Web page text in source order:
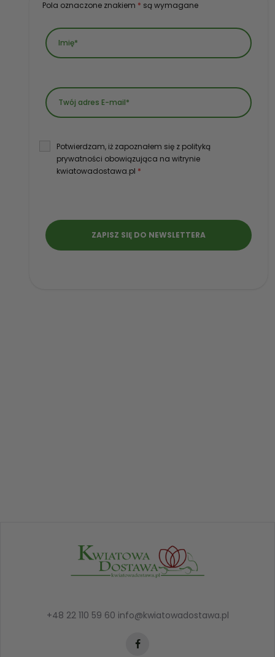
Pola oznaczone znakiem * są wymagane
Potwierdzam, iż zapoznałem się z polityką
prywatności obowiązująca na witrynie
kwiatowadostawa.pl *
+48 22 110 59 60 info@kwiatowadostawa.pl